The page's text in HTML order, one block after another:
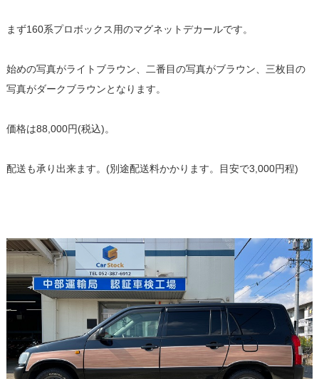
まず160系プロボックス用のマグネットデカールです。
始めの写真がライトブラウン、二番目の写真がブラウン、三枚目の
写真がダークブラウンとなります。
価格は88,000円(税込)。
配送も承り出来ます。(別途配送料かかります。目安で3,000円程)